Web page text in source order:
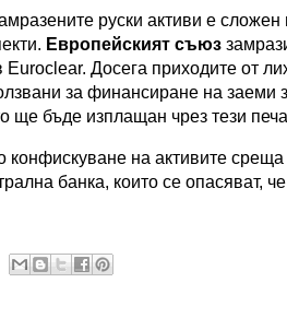
руски активи е
Европейският съюз
Досега приходите от
за финансиране на заеми
ще бъде изплащан чрез тези
конфискуване на активите
банка, които се опасяват,